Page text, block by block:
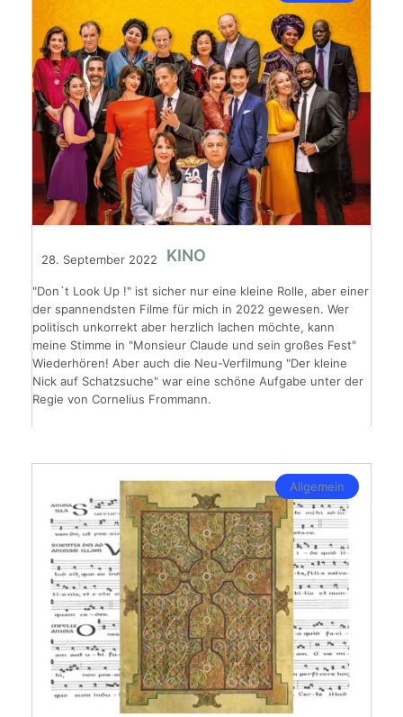
28. September 2022 KINO
"Don`t Look Up !" ist sicher nur eine kleine Rolle, aber einer
der spannendsten Filme für mich in 2022 gewesen. Wer
politisch unkorrekt aber herzlich lachen möchte, kann
meine Stimme in "Monsieur Claude und sein großes Fest"
Wiederhören! Aber auch die Neu-Verfilmung "Der kleine
Nick auf Schatzsuche" war eine schöne Aufgabe unter der
Regie von Cornelius Frommann.
Allgemein